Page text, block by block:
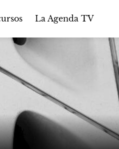
La Agenda TV